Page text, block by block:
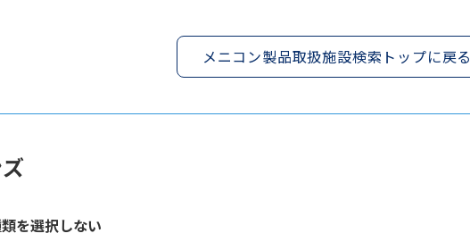
メニコン製品取扱施設検索トップに戻る
を選択しない